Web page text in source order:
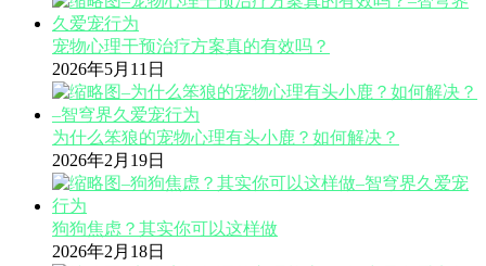
宠物心理干预治疗方案真的有效吗？
2026年5月11日
为什么笨狼的宠物心理有头小鹿？如何解决？
2026年2月19日
狗狗焦虑？其实你可以这样做
2026年2月18日